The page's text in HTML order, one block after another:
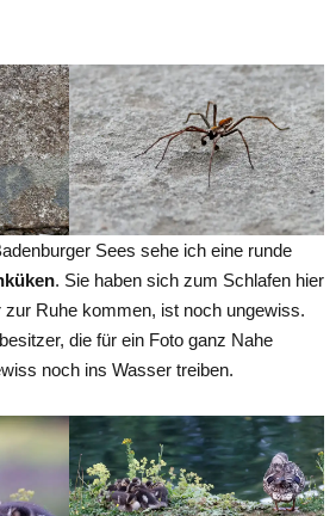
Sees sehe ich eine runde
. Sie haben sich zum Schlafen hier
Ruhe kommen, ist noch ungewiss.
die für ein Foto ganz Nahe
noch ins Wasser treiben.